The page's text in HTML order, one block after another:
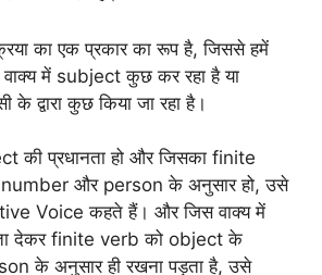
का एक प्रकार का रूप है, जिससे हमें
वाक्य में subject कुछ कर रहा है या
के द्वारा कुछ किया जा रहा है।
की प्रधानता हो और जिसका finite
और person के अनुसार हो, उसे
Voice कहते हैं। और जिस वाक्य में
देकर finite verb को object के
के अनुसार ही रखना पड़ता है, उसे